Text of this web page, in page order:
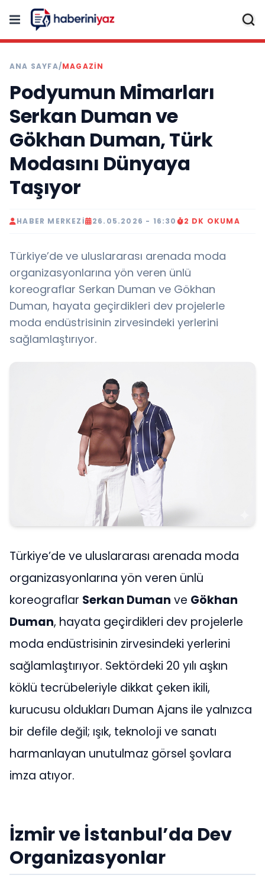
ANA SAYFA/MAGAZİN
Podyumun Mimarları
Serkan Duman ve
Gökhan Duman, Türk
Modasını Dünyaya
Taşıyor
HABER MERKEZI 26.05.2026 - 16:30 2 DK OKUMA
Türkiye’de ve uluslararası arenada moda
organizasyonlarına yön veren ünlü
koreograflar Serkan Duman ve Gökhan
Duman, hayata geçirdikleri dev projelerle
moda endüstrisinin zirvesindeki yerlerini
sağlamlaştırıyor.
Türkiye’de ve uluslararası arenada moda
organizasyonlarına yön veren ünlü
koreograflar Serkan Duman ve Gökhan
Duman, hayata geçirdikleri dev projelerle
moda endüstrisinin zirvesindeki yerlerini
sağlamlaştırıyor. Sektördeki 20 yılı aşkın
köklü tecrübeleriyle dikkat çeken ikili,
kurucusu oldukları Duman Ajans ile yalnızca
bir defile değil; ışık, teknoloji ve sanatı
harmanlayan unutulmaz görsel şovlara
imza atıyor.
İzmir ve İstanbul’da Dev
Organizasyonlar